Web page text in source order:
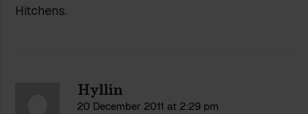
Hitchens.
Hyllin
20 December 2011 at 2:29 pm